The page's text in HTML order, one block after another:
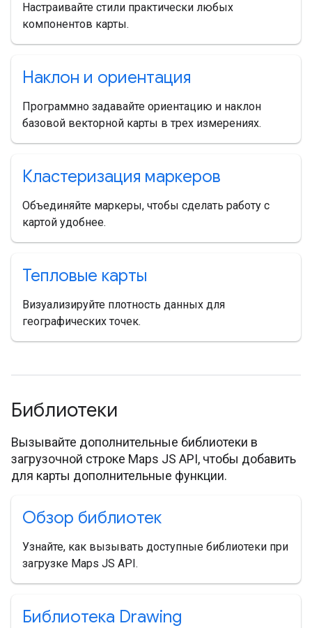
Настраивайте стили практически любых
компонентов карты.
Наклон и ориентация
Программно задавайте ориентацию и наклон
базовой векторной карты в трех измерениях.
Кластеризация маркеров
Объединяйте маркеры, чтобы сделать работу с
картой удобнее.
Тепловые карты
Визуализируйте плотность данных для
географических точек.
Библиотеки
Вызывайте дополнительные библиотеки в
загрузочной строке Maps JS API, чтобы добавить
для карты дополнительные функции.
Обзор библиотек
Узнайте, как вызывать доступные библиотеки при
загрузке Maps JS API.
Библиотека Drawing